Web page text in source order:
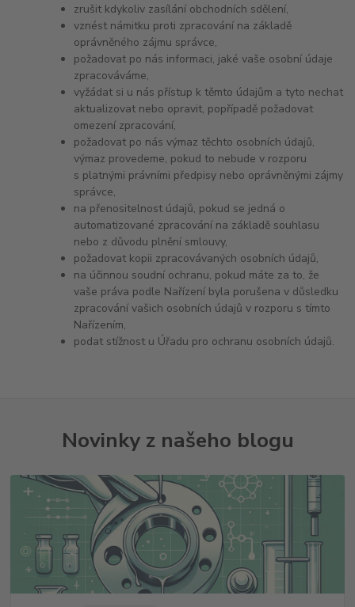
zrušit kdykoliv zasílání obchodních sdělení,
vznést námitku proti zpracování na základě
oprávněného zájmu správce,
požadovat po nás informaci, jaké vaše osobní údaje
zpracováváme,
vyžádat si u nás přístup k těmto údajům a tyto nechat
aktualizovat nebo opravit, popřípadě požadovat
omezení zpracování,
požadovat po nás výmaz těchto osobních údajů,
výmaz provedeme, pokud to nebude v rozporu
s platnými právními předpisy nebo oprávněnými zájmy
správce,
na přenositelnost údajů, pokud se jedná o
automatizované zpracování na základě souhlasu
nebo z důvodu plnění smlouvy,
požadovat kopii zpracovávaných osobních údajů,
na účinnou soudní ochranu, pokud máte za to, že
vaše práva podle Nařízení byla porušena v důsledku
zpracování vašich osobních údajů v rozporu s tímto
Nařízením,
podat stížnost u Úřadu pro ochranu osobních údajů.
Novinky z našeho blogu